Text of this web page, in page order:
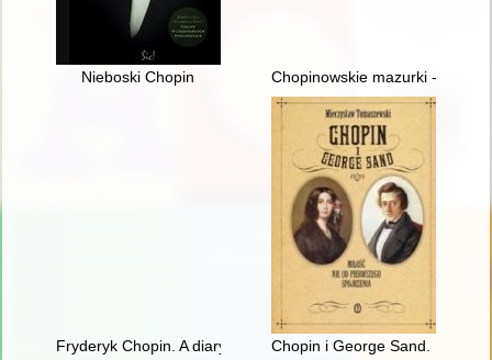
Nieboski Chopin Chopinowskie mazurki - czyli
Fryderyk Chopin. A diary in images. Original idea and text by
Chopin i George Sand. Miłość